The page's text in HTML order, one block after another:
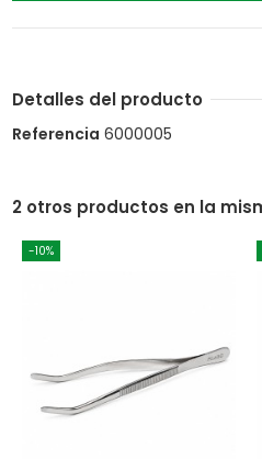
Detalles del producto
Referencia 6000005
2 otros productos en la
-10%